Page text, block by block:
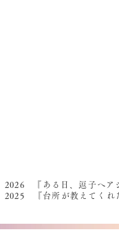
2026 『ある日、逗子へア
2025 『台所が教えてくれ